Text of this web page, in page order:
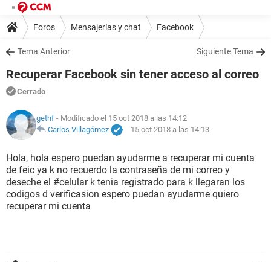
Foros Mensajerías y chat Facebook
Tema Anterior Siguiente Tema
Recuperar Facebook sin tener acceso al correo
Cerrado
gethf - Modificado el 15 oct 2018 a las 14:12
Carlos Villagómez
- 15 oct 2018 a las 14:13
Hola, hola espero puedan ayudarme a recuperar mi cuenta
de feic ya k no recuerdo la contraseña de mi correo y
deseche el #celular k tenia registrado para k llegaran los
codigos d verificasion espero puedan ayudarme quiero
recuperar mi cuenta